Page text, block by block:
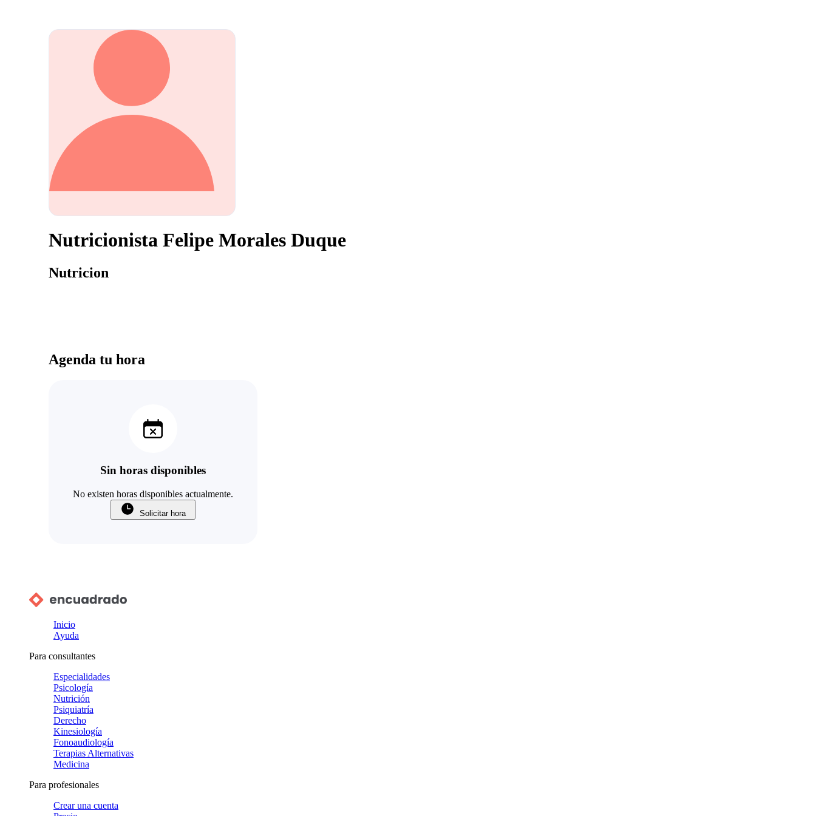
Nutricionista Felipe Morales Duque
Nutricion
Agenda tu hora
Sin horas disponibles
No existen horas disponibles actualmente.
Solicitar hora
Inicio
Ayuda
Para consultantes
Especialidades
Psicología
Nutrición
Psiquiatría
Derecho
Kinesiología
Fonoaudiología
Terapias Alternativas
Medicina
Para profesionales
Crear una cuenta